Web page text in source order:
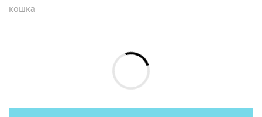
кошка